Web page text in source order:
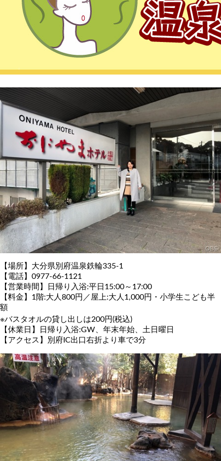
【場所】大分県別府温泉鉄輪335-1
【電話】0977-66-1121
【営業時間】日帰り入浴:平日15:00～17:00
【料金】1階:大人800円／屋上:大人1,000円・小学生こども半
額
※バスタオルの貸し出しは200円(税込)
【休業日】日帰り入浴:GW、年末年始、土日曜日
【アクセス】別府IC出口右折より車で3分